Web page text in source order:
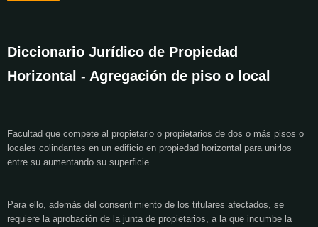
Diccionario Jurídico de Propiedad
Horizontal - Agregación de piso o local
Facultad que compete al propietario o propietarios de dos o más pisos o
locales colindantes en un edificio en propiedad horizontal para unirlos
entre su aumentando su superficie.
Para ello, además del consentimiento de los titulares afectados, se
requiere la aprobación de la junta de propietarios, a la que incumbe la